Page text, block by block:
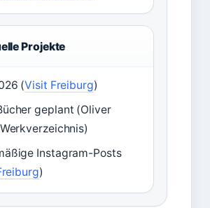
Projekte
(Visit Freiburg)
geplant (Oliver
Instagram-Posts
)